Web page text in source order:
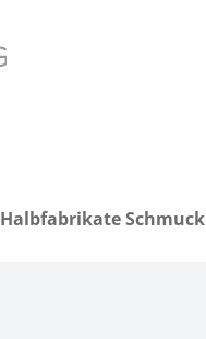
Halbfabrikate Schmuck